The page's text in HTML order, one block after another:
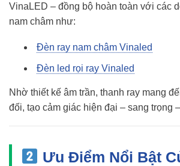
VinaLED – đồng bộ hoàn toàn với các
nam châm như:
Đèn ray nam châm Vinaled
Đèn led rọi ray Vinaled
Nhờ thiết kế âm trần, thanh ray mang
đối, tạo cảm giác hiện đại – sang trọng
Ưu Điểm Nổi Bật